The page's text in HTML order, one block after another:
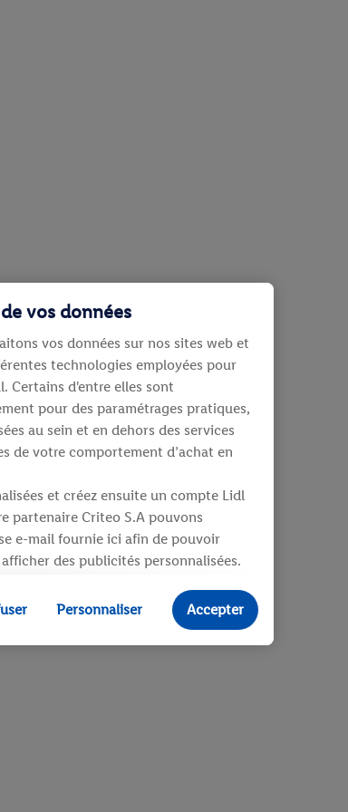
vos données
vos données sur nos sites web et
technologies employées pour
Certains d'entre elles sont
pour des paramétrages pratiques,
au sein et en dehors des services
de votre comportement d’achat en
et créez ensuite un compte Lidl
partenaire Criteo S.A pouvons
e-mail fournie ici afin de pouvoir
des publicités personnalisées.
à-dire des publicités pour des
en plaçant le produit dans un panier
Personnaliser Accepter